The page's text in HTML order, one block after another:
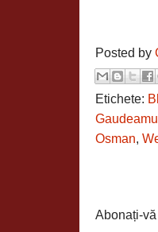
Posted by
Etichete:
Osman,
Abonați-vă